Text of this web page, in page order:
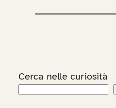
Cerca nelle curiosità